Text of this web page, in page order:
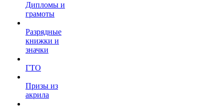
Дипломы и
грамоты
Разрядные
книжки и
значки
ГТО
Призы из
акрила